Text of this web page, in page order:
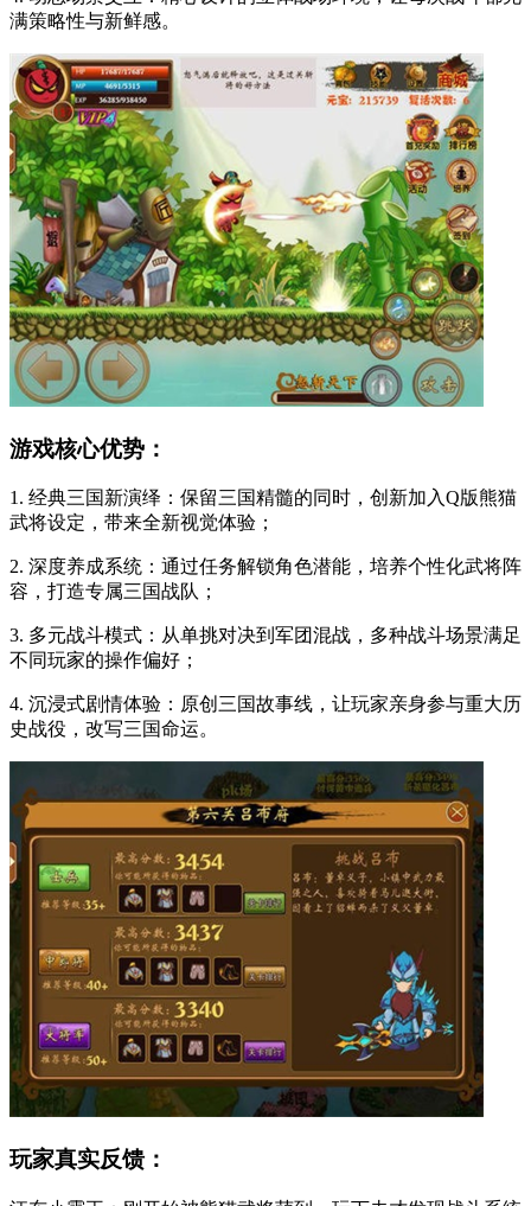
满策略性与新鲜感。
游戏核心优势：
1. 经典三国新演绎：保留三国精髓的同时，创新加入Q版熊猫
武将设定，带来全新视觉体验；
2. 深度养成系统：通过任务解锁角色潜能，培养个性化武将阵
容，打造专属三国战队；
3. 多元战斗模式：从单挑对决到军团混战，多种战斗场景满足
不同玩家的操作偏好；
4. 沉浸式剧情体验：原创三国故事线，让玩家亲身参与重大历
史战役，改写三国命运。
玩家真实反馈：